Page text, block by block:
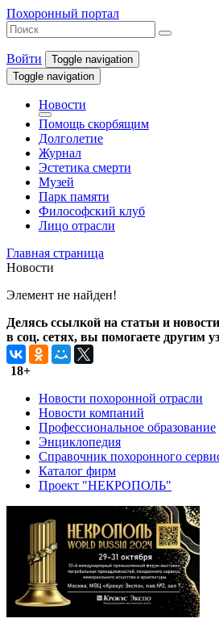
Похоронный портал
Войти
Toggle navigation
Toggle navigation
Новости
Помощь скорбящим
Долголетие
Журнал
Эстетика смерти
Музей
Парк памяти
Философский клуб
Лицо отрасли
Главная страница
Новости
Элемент не найден!
Делясь ссылкой на статьи и
в соц. сетях, вы помогаете другим
18+
Новости похоронной отрасли
Новости компаний
Профессиональное образование
Энциклопедия
Справочник похоронного
Каталог фирм
Проект "НЕКРОПОЛЬ"